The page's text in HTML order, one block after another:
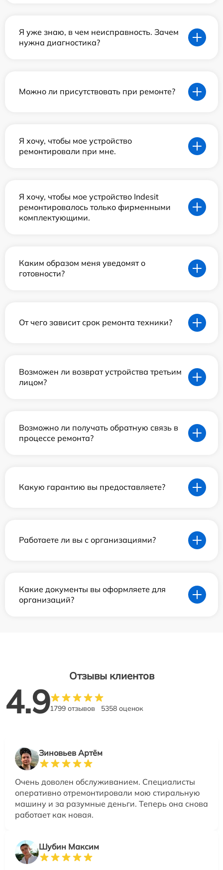
Я уже знаю, в чем неисправность. Зачем
нужна диагностика?
Можно ли присутствовать при ремонте?
Я хочу, чтобы мое устройство
ремонтировали при мне.
Я хочу, чтобы мое устройство Indesit
ремонтировалось только фирменными
комплектующими.
Каким образом меня уведомят о
готовности?
От чего зависит срок ремонта техники?
Возможен ли возврат устройства третьим
лицом?
Возможно ли получать обратную связь в
процессе ремонта?
Какую гарантию вы предоставляете?
Работаете ли вы с организациями?
Какие документы вы оформляете для
организаций?
Отзывы клиентов
4.91799 отзывов 5358 оценок
Зиновьев Артём
Очень доволен обслуживанием. Специалисты
оперативно отремонтировали мою стиральную
машину и за разумные деньги. Теперь она снова
работает как новая.
Шубин Максим